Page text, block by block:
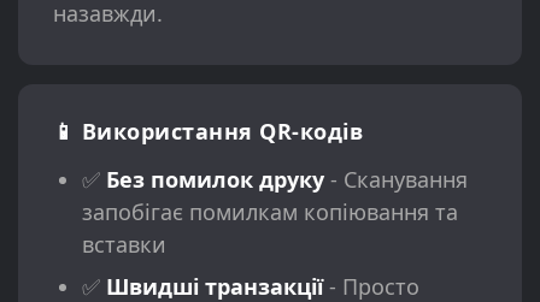
назавжди.
📱 Використання QR-кодів
✅ Без помилок друку- Сканування
запобігає помилкам копіювання та
вставки
✅ Швидші транзакції- Просто